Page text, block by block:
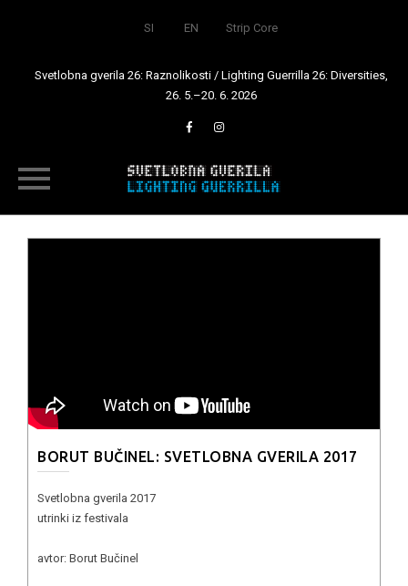
SI EN Strip Core
Svetlobna gverila 26: Raznolikosti / Lighting Guerrilla 26: Diversities,
26. 5.–20. 6. 2026
BORUT BUČINEL: SVETLOBNA GVERILA 2017
Svetlobna gverila 2017
utrinki iz festivala
avtor: Borut Bučinel